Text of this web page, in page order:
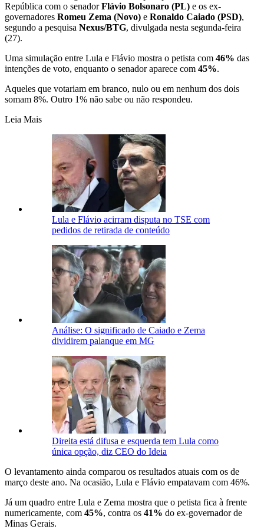
República com o senadorFlávio Bolsonaro (PL) e os ex-
governadores Romeu Zema (Novo) e Ronaldo Caiado (PSD),
segundo a pesquisa Nexus/BTG, divulgada nesta segunda-feira
(27).
Uma simulação entre Lula e Flávio mostra o petista com 46% das
intenções de voto, enquanto o senador aparece com 45%.
Aqueles que votariam em branco, nulo ou em nenhum dos dois
somam 8%. Outro 1% não sabe ou não respondeu.
Leia Mais
Lula e Flávio acirram disputa no TSE com
pedidos de retirada de conteúdo
Análise: O significado de Caiado e Zema
dividirem palanque em MG
Direita está difusa e esquerda tem Lula como
única opção, diz CEO do Ideia
O levantamento ainda comparou os resultados atuais com os de
março deste ano. Na ocasião, Lula e Flávio empatavam com 46%.
Já um quadro entre Lula e Zema mostra que o petista fica à frente
numericamente, com 45%, contra os 41% do ex-governador de
Minas Gerais.